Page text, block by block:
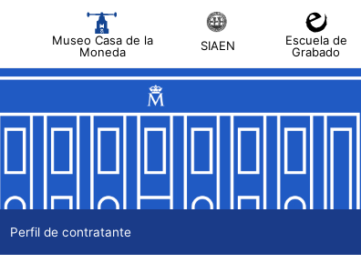
Museo Casa de la
Moneda
SIAEN
Escuela de
Grabado
Perfil de contratante